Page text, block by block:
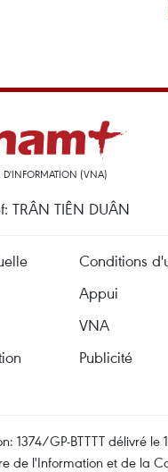
(VNA)
TRÂN TIÊN DUÂN
Conditions
Appui
VNA
Publicité
1374/GP-BTTTT délivré le
de l'Information et de la